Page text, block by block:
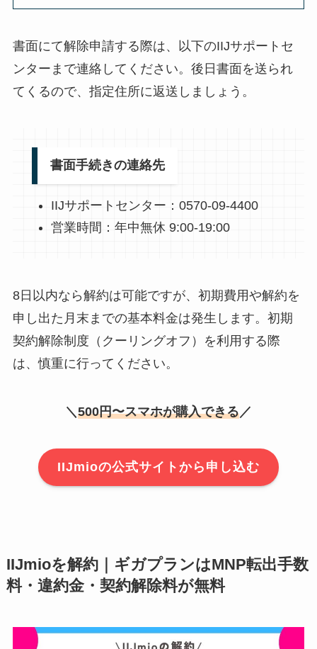
書面にて解除申請する際は、以下のIIJサポートセ
ンターまで連絡してください。後日書面を送られ
てくるので、指定住所に返送しましょう。
書面手続きの連絡先
IIJサポートセンター：0570-09-4400
営業時間：年中無休 9:00-19:00
8日以内なら解約は可能ですが、初期費用や解約を
申し出た月末までの基本料金は発生します。初期
契約解除制度（クーリングオフ）を利用する際
は、慎重に行ってください。
＼ 500円〜スマホが購入できる／
IIJmioの公式サイトから申し込む
IIJmioを解約｜ギガプランはMNP転出手数
料・違約金・契約解除料が無料